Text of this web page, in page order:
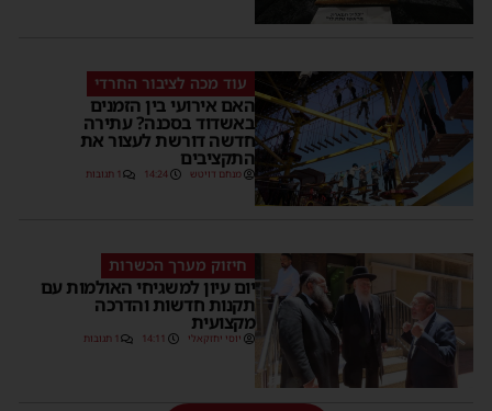
עוד מכה לציבור החרדי
האם אירועי בין הזמנים
באשדוד בסכנה? עתירה
חדשה דורשת לעצור את
התקציבים
מנחם דויטש 14:24 1 תגובות
חיזוק מערך הכשרות
יום עיון למשגיחי האולמות עם
תקנות חדשות והדרכה
מקצועית
יוסי יחזקאלי 14:11 1 תגובות